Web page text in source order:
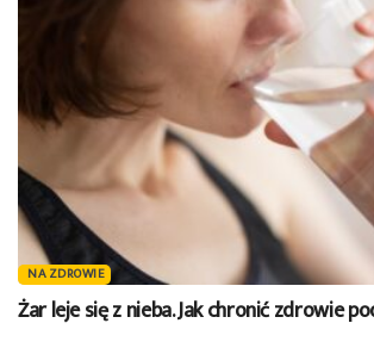
NA ZDROWIE
Żar leje się z nieba. Jak chronić zdrowie